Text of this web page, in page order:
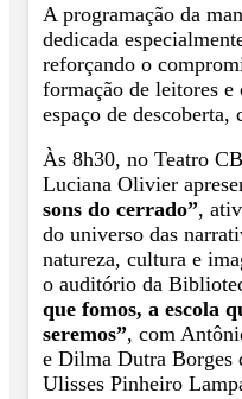
A programação da
dedicada
reforçando o
formação de leitores
espaço de
Às 8h30, no Teatro
Luciana Olivier
sons do cerrado”,
do universo das
natureza, cultura e
o auditório da
que fomos, a escola
seremos”, com
e Dilma Dutra Borges
Ulisses Pinheiro